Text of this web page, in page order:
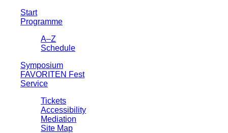
Start
Programme
A–Z
Schedule
Symposium
FAVORITEN Fest
Service
Tickets
Accessibility
Mediation
Site Map